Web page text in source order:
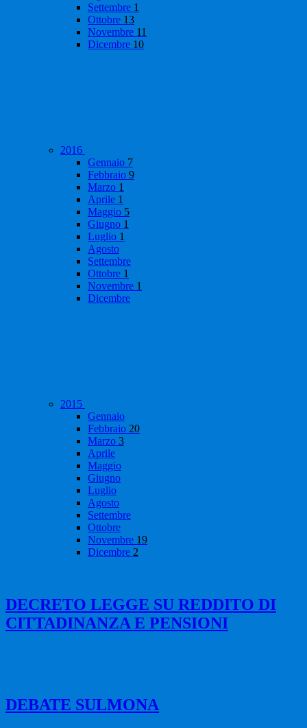
Settembre 1
Ottobre 13
Novembre 11
Dicembre 10
2016
Gennaio 7
Febbraio 9
Marzo 1
Aprile 1
Maggio 5
Giugno 1
Luglio 1
Agosto
Settembre
Ottobre 1
Novembre 1
Dicembre
2015
Gennaio
Febbraio 20
Marzo 3
Aprile
Maggio
Giugno
Luglio
Agosto
Settembre
Ottobre
Novembre 19
Dicembre 2
DECRETO LEGGE SU REDDITO DI
CITTADINANZA E PENSIONI
DEBATE SULMONA